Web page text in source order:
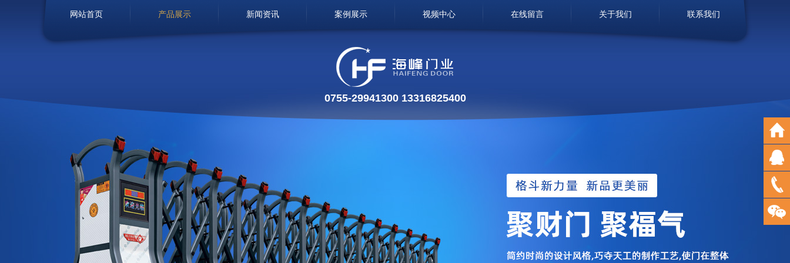
网站首页 产品展示 新闻资讯 案例展示 视频中心 在线留言 关于我们 联系我们
0755-29941300 13316825400